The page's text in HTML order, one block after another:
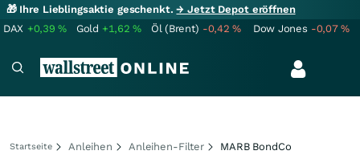
🎁 Ihre Lieblingsaktie geschenkt.→ Jetzt Depot eröffnen
DAX +0,39% Gold +1,62% Öl (Brent) -0,42% Dow Jones -0,07%
Startseite Anleihen Anleihen-Filter MARB BondCo